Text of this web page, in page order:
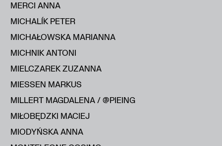
MERCI ANNA
MICHALÍK PETER
MICHAŁOWSKA MARIANNA
MICHNIK ANTONI
MIELCZAREK ZUZANNA
MIESSEN MARKUS
MILLERT MAGDALENA / @PIEING
MIŁOBĘDZKI MACIEJ
MIODYŃSKA ANNA